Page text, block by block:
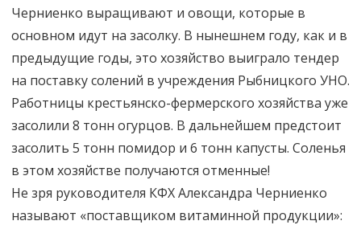
Черниенко выращивают и овощи, которые в
основном идут на засолку. В нынешнем году, как и в
предыдущие годы, это хозяйство выиграло тендер
на поставку солений в учреждения Рыбницкого УНО.
Работницы крестьянско-фермерского хозяйства уже
засолили 8 тонн огурцов. В дальнейшем предстоит
засолить 5 тонн помидор и 6 тонн капусты. Соленья
в этом хозяйстве получаются отменные!
Не зря руководителя КФХ Александра Черниенко
называют «поставщиком витаминной продукции»: